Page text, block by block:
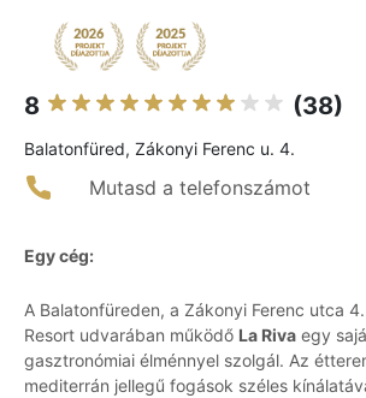
8 (38)
Balatonfüred, Zákonyi Ferenc u. 4.
Mutasd a telefonszámot
Egy cég:
A Balatonfüreden, a Zákonyi Ferenc utca
Resort udvarában működő La Riva egy
gasztronómiai élménnyel szolgál. Az
mediterrán jellegű fogások széles